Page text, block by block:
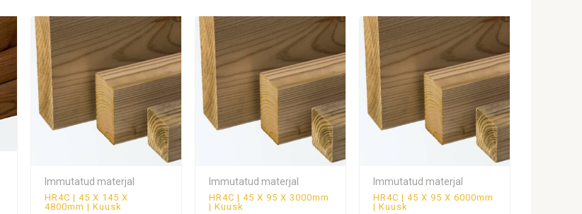
Immutatud materjal
HR4C | 45 X 145 X
4800mm | Kuusk
Immutatud materjal
HR4C | 45 X 95 X 3000mm
| Kuusk
Immutatud materjal
HR4C | 45 X 95 X 6000mm
| Kuusk